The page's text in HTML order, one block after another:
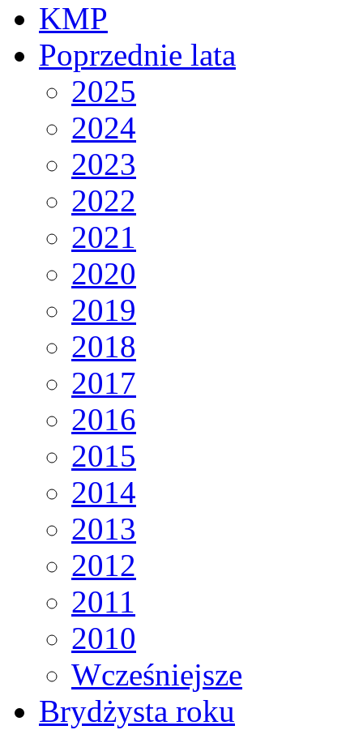
KMP
Poprzednie lata
2025
2024
2023
2022
2021
2020
2019
2018
2017
2016
2015
2014
2013
2012
2011
2010
Wcześniejsze
Brydżysta roku